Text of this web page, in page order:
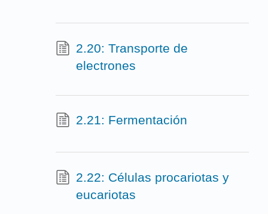
2.20: Transporte de
electrones
2.21: Fermentación
2.22: Células procariotas y
eucariotas